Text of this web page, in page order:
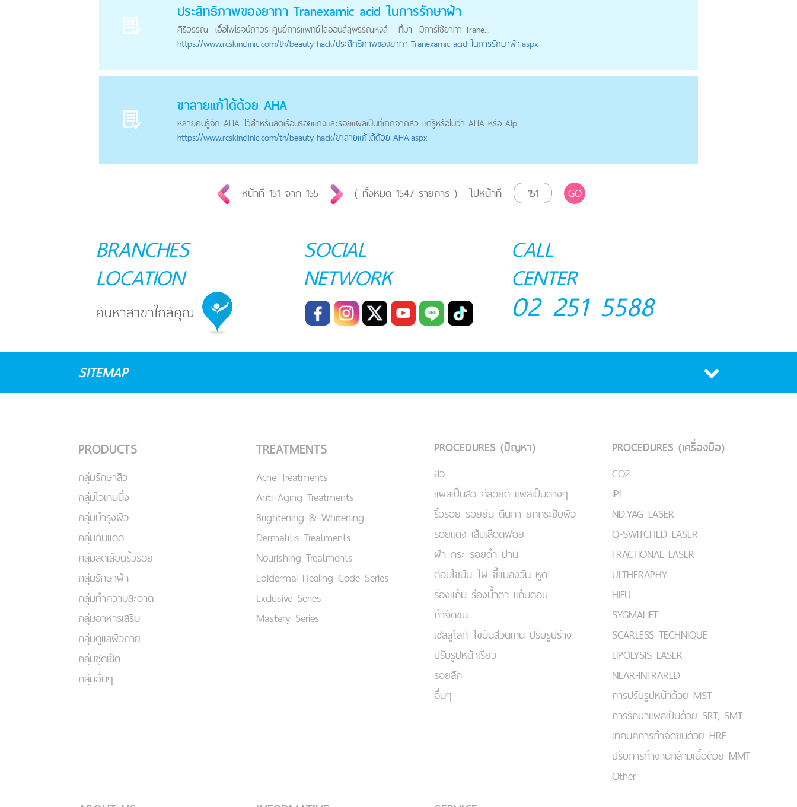
ประสิทธิภาพของยาทา Tranexamic acid ในการรักษาฝ้า
ศิริวรรณ เอื้อไพโรจน์ถาวร ศูนย์การแพทย์ไลออนส์สุพรรณหงส์ ที่มา มีการใช้ยาทา Trane...
https://www.rcskinclinic.com/th/beauty-hack/ประสิทธิภาพของยาทา-Tranexamic-acid-ในการรักษาฝ้า.aspx
ขาลายแก้ได้ด้วย AHA
หลายคนรู้จัก AHA ไว้สำหรับลดเรือนรอยแดงและรอยแผลเป็นที่เกิดจากสิว แต่รู้หรือไม่ว่า AHA หรือ Alp...
https://www.rcskinclinic.com/th/beauty-hack/ขาลายแก้ได้ด้วย-AHA.aspx
หน้าที่ 151 จาก 155 ( ทั้งหมด 1547 รายการ ) ไปหน้าที่ GO
BRANCHES
LOCATION
SOCIAL
NETWORK
CALL
CENTER
02 251 5588
SITEMAP
PRODUCTS
กลุ่มรักษาสิว
กลุ่มไวเทนนิ่ง
กลุ่มบำรุงผิว
กลุ่มกันแดด
กลุ่มลดเลือนริ้วรอย
กลุ่มรักษาฝ้า
กลุ่มทำความสะอาด
กลุ่มอาหารเสริม
กลุ่มดูแลผิวกาย
กลุ่มชุดเซ็ต
กลุ่มอื่นๆ
TREATMENTS
Acne Treatments
Anti Aging Treatments
Brightening & Whitening
Dermatitis Treatments
Nourishing Treatments
Epidermal Healing Code Series
Exclusive Series
Mastery Series
PROCEDURES (ปัญหา)
สิว
แผลเป็นสิว คีลอยด์ แผลเป็นต่างๆ
ริ้วรอย รอยย่น ตีนกา ยกกระชับผิว
รอยแดง เส้นเลือดฟอย
ฝ้า กระ รอยดำ ปาน
ต่อมไขมัน ไฝ ขี้แมลงวัน หูด
ร่องแก้ม ร่องน้ำตา แก้มตอบ
กำจัดขน
เชลลูไลท์ ไขมันส่วนเกิน ปรับรูปร่าง
ปรับรูปหน้าเรียว
รอยสัก
อื่นๆ
PROCEDURES (เครื่องมือ)
CO2
IPL
ND:YAG LASER
Q-SWITCHED LASER
FRACTIONAL LASER
ULTHERAPHY
HIFU
SYGMALIFT
SCARLESS TECHNIQUE
LIPOLYSIS LASER
NEAR-INFRARED
การปรับรูปหน้าด้วย MST
การรักษาแผลเป็นด้วย SRT, SMT
เทคนิคการกำจัดขนด้วย HRE
ปรับการทำงานกล้ามเนื้อด้วย MMT
Other